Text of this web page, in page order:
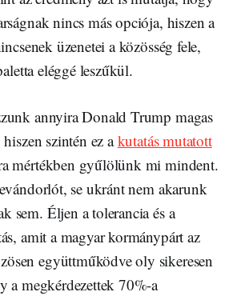
nincs más opciója, hiszen a
üzenetei a közösség fele,
eléggé leszűkül.
annyira Donald Trump magas
szintén ez akutatás mutatott
mértékben gyűlölünk mi mindent.
se ukránt nem akarunk
sem. Éljen a tolerancia és a
amit a magyar kormánypárt az
együttműködve oly sikeresen
a megkérdezettek 70%-a